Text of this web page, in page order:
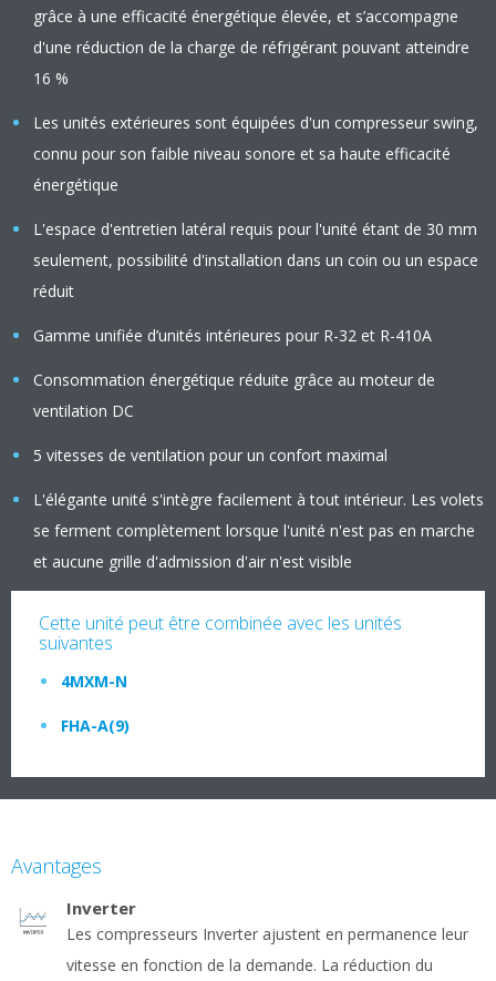
grâce à une efficacité énergétique élevée, et s’accompagne
d'une réduction de la charge de réfrigérant pouvant atteindre
16 %
Les unités extérieures sont équipées d'un compresseur swing,
connu pour son faible niveau sonore et sa haute efficacité
énergétique
L'espace d'entretien latéral requis pour l'unité étant de 30 mm
seulement, possibilité d'installation dans un coin ou un espace
réduit
Gamme unifiée d’unités intérieures pour R-32 et R-410A
Consommation énergétique réduite grâce au moteur de
ventilation DC
5 vitesses de ventilation pour un confort maximal
L'élégante unité s'intègre facilement à tout intérieur. Les volets
se ferment complètement lorsque l'unité n'est pas en marche
et aucune grille d'admission d'air n'est visible
Cette unité peut être combinée avec les unités
suivantes
4MXM-N
FHA-A(9)
Avantages
Inverter
Les compresseurs Inverter ajustent en permanence leur
vitesse en fonction de la demande. La réduction du